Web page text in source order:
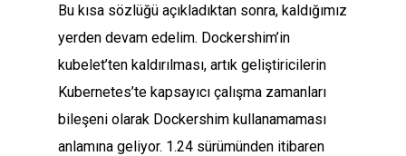
Bu kısa sözlüğü açıkladıktan sonra, kaldığımız
yerden devam edelim. Dockershim’in
kubelet’ten kaldırılması, artık geliştiricilerin
Kubernetes’te kapsayıcı çalışma zamanları
bileşeni olarak Dockershim kullanamaması
anlamına geliyor. 1.24 sürümünden itibaren